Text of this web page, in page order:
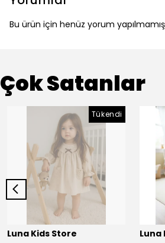
Bu ürün için henüz yorum
Çok Satanlar
Tükendi
Luna Kids Store Luna